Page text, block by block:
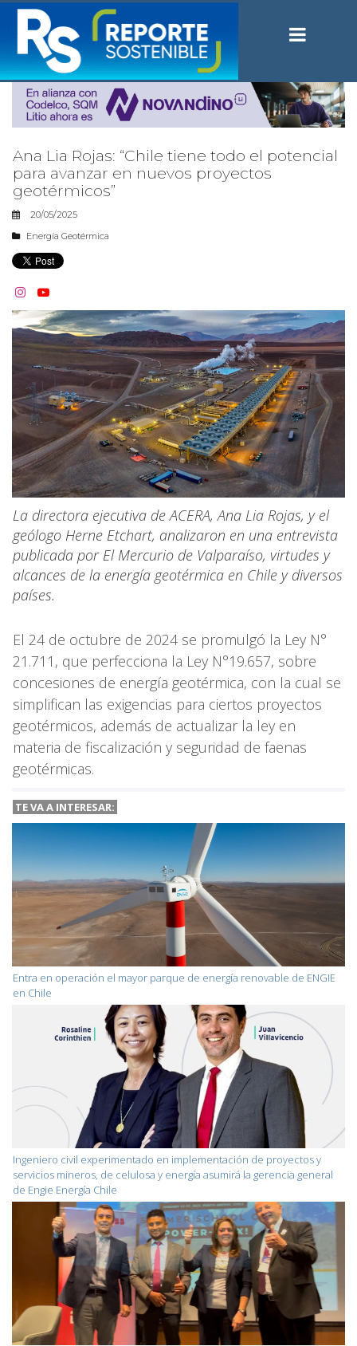
Ana Lia Rojas: “Chile tiene todo el potencial
para avanzar en nuevos proyectos
geotérmicos”
20/05/2025
Energía Geotérmica
 
La directora ejecutiva de ACERA, Ana Lia Rojas, y el
geólogo Herne Etchart, analizaron en una entrevista
publicada por El Mercurio de Valparaíso, virtudes y
alcances de la energía geotérmica en Chile y diversos
países.
El 24 de octubre de 2024 se promulgó la Ley N°
21.711, que perfecciona la Ley N°19.657, sobre
concesiones de energía geotérmica, con la cual se
simplifican las exigencias para ciertos proyectos
geotérmicos, además de actualizar la ley en
materia de fiscalización y seguridad de faenas
geotérmicas.
TE VA A INTERESAR:
Entra en operación el mayor parque de energía renovable de ENGIE
en Chile
Ingeniero civil experimentado en implementación de proyectos y
servicios mineros, de celulosa y energía asumirá la gerencia general
de Engie Energía Chile